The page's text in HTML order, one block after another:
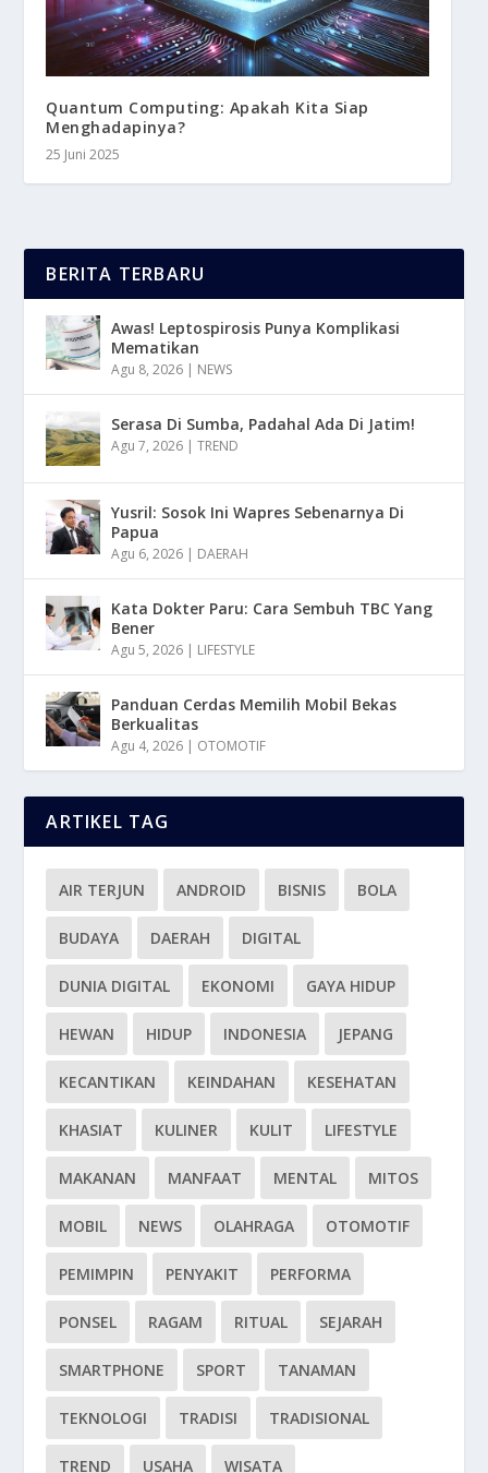
Quantum Computing: Apakah Kita Siap
Menghadapinya?
25 Juni 2025
BERITA TERBARU
Awas! Leptospirosis Punya Komplikasi
Mematikan
Agu 8, 2026 | NEWS
Serasa Di Sumba, Padahal Ada Di Jatim!
Agu 7, 2026 |TREND
Yusril: Sosok Ini Wapres Sebenarnya Di
Papua
Agu 6, 2026 | DAERAH
Kata Dokter Paru: Cara Sembuh TBC Yang
Bener
Agu 5, 2026 | LIFESTYLE
Panduan Cerdas Memilih Mobil Bekas
Berkualitas
Agu 4, 2026 | OTOMOTIF
ARTIKEL TAG
AIR TERJUN ANDROID BISNIS BOLA
BUDAYA DAERAH DIGITAL
DUNIA DIGITAL EKONOMI GAYA HIDUP
HEWAN HIDUP INDONESIA JEPANG
KECANTIKAN KEINDAHAN KESEHATAN
KHASIAT KULINER KULIT LIFESTYLE
MAKANAN MANFAAT MENTAL MITOS
MOBIL NEWS OLAHRAGA OTOMOTIF
PEMIMPIN PENYAKIT PERFORMA
PONSEL RAGAM RITUAL SEJARAH
SMARTPHONE SPORT TANAMAN
TEKNOLOGI TRADISI TRADISIONAL
TREND USAHA WISATA